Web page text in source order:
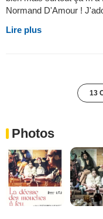
Normand D'Amour !
Lire plus
13
Photos